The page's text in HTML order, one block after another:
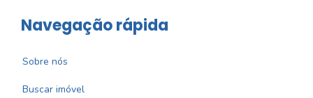
Navegação rápida
Sobre nós
Buscar imóvel